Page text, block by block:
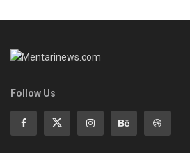
Follow Us